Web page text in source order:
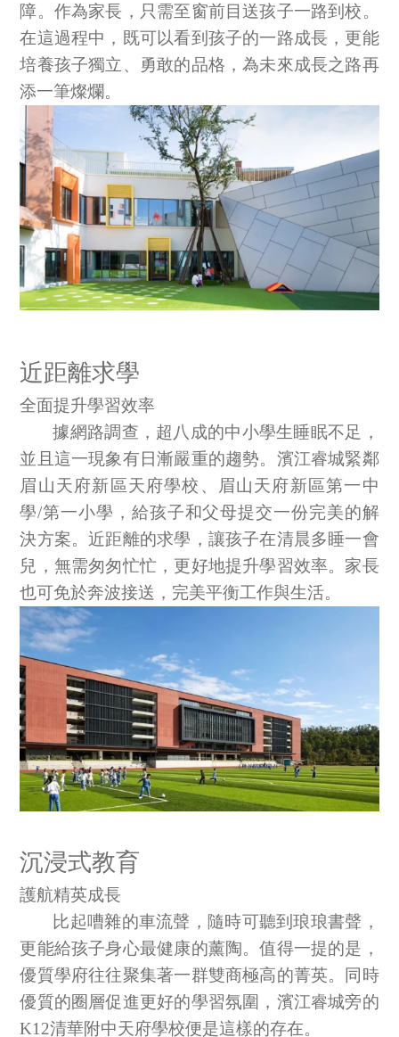
障。作為家長，只需至窗前目送孩子一路到校。
在這過程中，既可以看到孩子的一路成長，更能
培養孩子獨立、勇敢的品格，為未來成長之路再
添一筆燦爛。
近距離求學
全面提升學習效率
據網路調查，超八成的中小學生睡眠不足，
並且這一現象有日漸嚴重的趨勢。濱江睿城緊鄰
眉山天府新區天府學校、眉山天府新區第一中
學/第一小學，給孩子和父母提交一份完美的解
決方案。近距離的求學，讓孩子在清晨多睡一會
兒，無需匆匆忙忙，更好地提升學習效率。家長
也可免於奔波接送，完美平衡工作與生活。
沉浸式教育
護航精英成長
比起嘈雜的車流聲，隨時可聽到琅琅書聲，
更能給孩子身心最健康的薰陶。值得一提的是，
優質學府往往聚集著一群雙商極高的菁英。同時
優質的圈層促進更好的學習氛圍，濱江睿城旁的
K12清華附中天府學校便是這樣的存在。